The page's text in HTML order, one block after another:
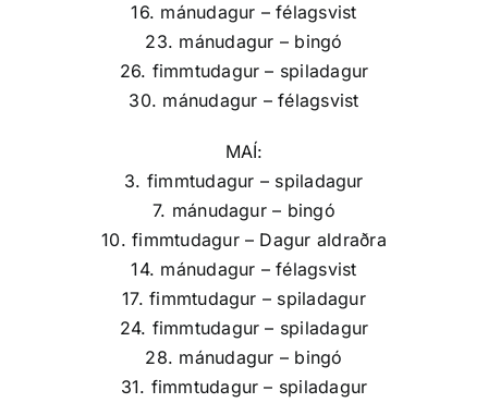
16. mánudagur – félagsvist
23. mánudagur – bingó
26. fimmtudagur – spiladagur
30. mánudagur – félagsvist
MAÍ:
3. fimmtudagur – spiladagur
7. mánudagur – bingó
10. fimmtudagur – Dagur aldraðra
14. mánudagur – félagsvist
17. fimmtudagur – spiladagur
24. fimmtudagur – spiladagur
28. mánudagur – bingó
31. fimmtudagur – spiladagur